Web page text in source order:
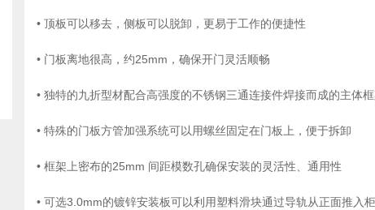
• 顶板可以移去，侧板可以脱卸，更易于工作的便捷性
• 门板离地很高，约25mm，确保开门灵活顺畅
• 独特的九折型材配合高强度的不锈钢三通连接件焊接而成的主体
• 特殊的门板方管加强系统可以用螺丝固定在门板上，便于拆卸
• 框架上密布的25mm 间距模数孔确保安装的灵活性、通用性
• 可选3.0mm的镀锌安装板可以利用塑料滑块通过导轨从正面推入